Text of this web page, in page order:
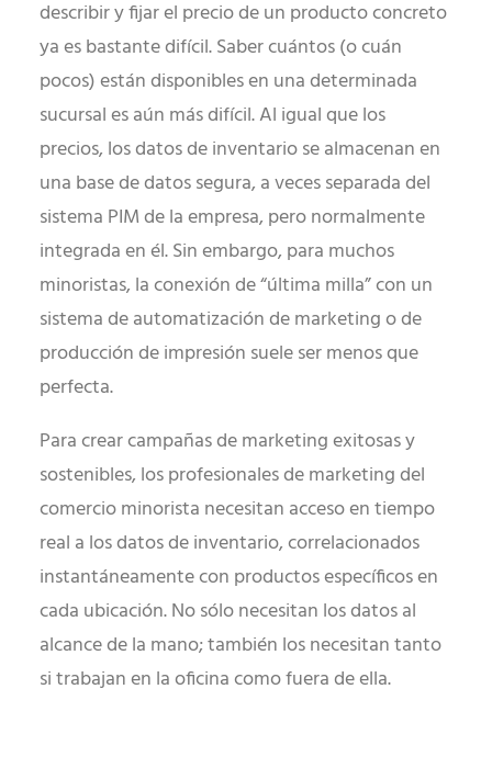
describir y fijar el precio de un producto concreto
ya es bastante difícil. Saber cuántos (o cuán
pocos) están disponibles en una determinada
sucursal es aún más difícil. Al igual que los
precios, los datos de inventario se almacenan en
una base de datos segura, a veces separada del
sistema PIM de la empresa, pero normalmente
integrada en él. Sin embargo, para muchos
minoristas, la conexión de “última milla” con un
sistema de automatización de marketing o de
producción de impresión suele ser menos que
perfecta.
Para crear campañas de marketing exitosas y
sostenibles, los profesionales de marketing del
comercio minorista necesitan acceso en tiempo
real a los datos de inventario, correlacionados
instantáneamente con productos específicos en
cada ubicación. No sólo necesitan los datos al
alcance de la mano; también los necesitan tanto
si trabajan en la oficina como fuera de ella.